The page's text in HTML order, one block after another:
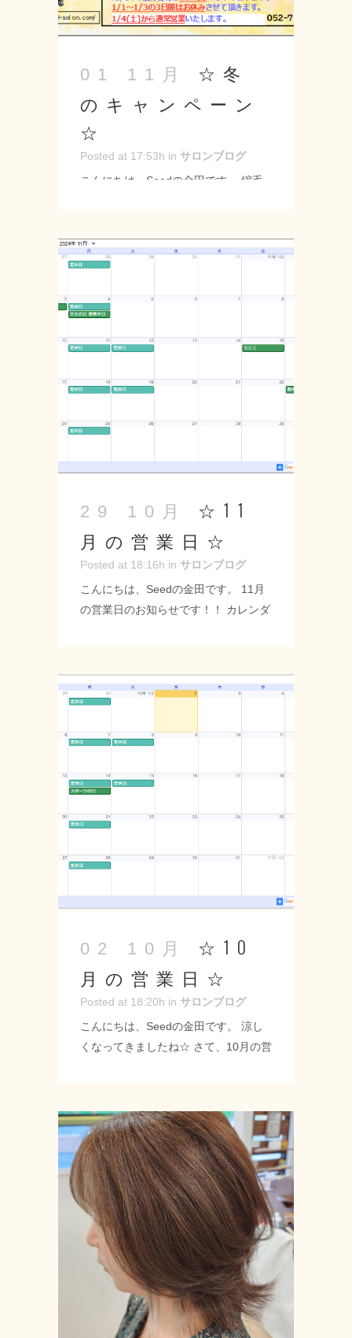
01 11月
☆冬
のキャンペーン
☆
Posted at 17:53h in サロンブログ
こんにちは、Seedの金田です。 縮毛
なっておりますので都合が合えば是非
ご利用ください♪ --------------------
3-2 Tel 052-715-9733 営業時間 9：
曜日 URL: https://seed-salon.com/ #
#美容師 #理容師 #ヘアサロン #スタイ
ートメント #ハーブストレート #縮毛
29 10月
☆11
月の営業日☆
Posted at 18:16h in サロンブログ
こんにちは、Seedの金田です。 11月
の営業日のお知らせです！！ カレンダ
ーンなので是非ストレートを考えてい
-- Seed-シード- 〒 名古屋市緑区神の
9：00～19：00 定休日 月曜・第2第3
火曜日 URL: https://seed-salon.com/
#緑区 #神の倉 #シード #美容室 #理容
イリスト #カット #カラー #パーマ #ト
毛矯正 #キャンペーン ...
02 10月
☆10
月の営業日☆
Posted at 18:20h in サロンブログ
こんにちは、Seedの金田です。 涼し
くなってきましたね☆ さて、10月の営
倉3-2 Tel 052-715-9733 営業時間
9：00～19：00 定休日 月曜・第2第3
火曜日 URL: https://seed-salon.com/
#緑区 #神の倉 #シード #美容室 #理容
室 #美容師 #理容師 #ヘアサロン #スタ
イリスト #カット #カラー #インナー
カラー #トリートメント #イメチェン